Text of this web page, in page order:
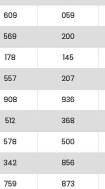
609 059
569 200
178 145
557 207
908 936
512 368
578 500
342 856
759 873